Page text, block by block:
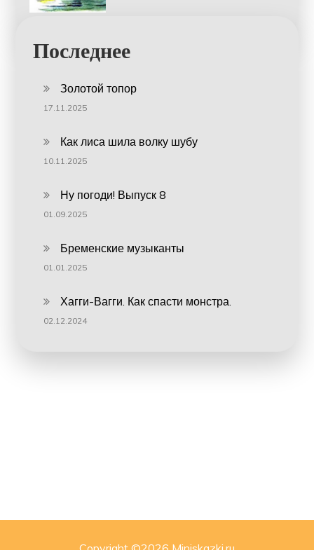
Последнее
Золотой топор
17.11.2025
Как лиса шила волку шубу
10.11.2025
Ну погоди! Выпуск 8
01.09.2025
Бременские музыканты
01.01.2025
Хагги-Вагги. Как спасти монстра.
02.12.2024